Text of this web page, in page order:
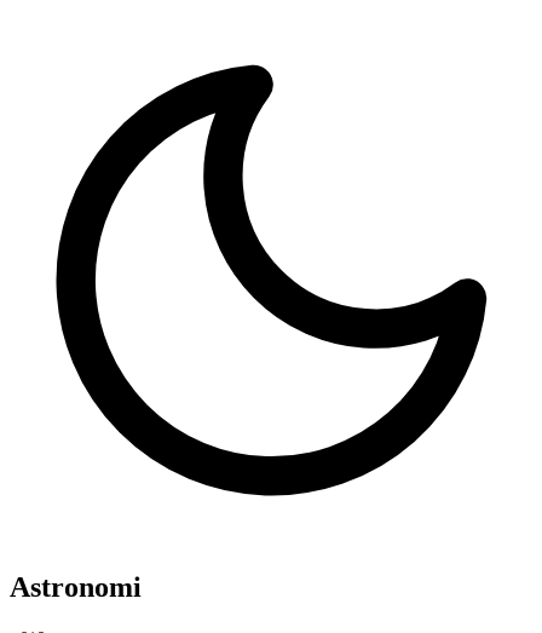
Astronomi